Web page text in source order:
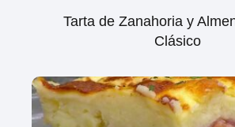
Tarta de Zanahoria y
Clásico